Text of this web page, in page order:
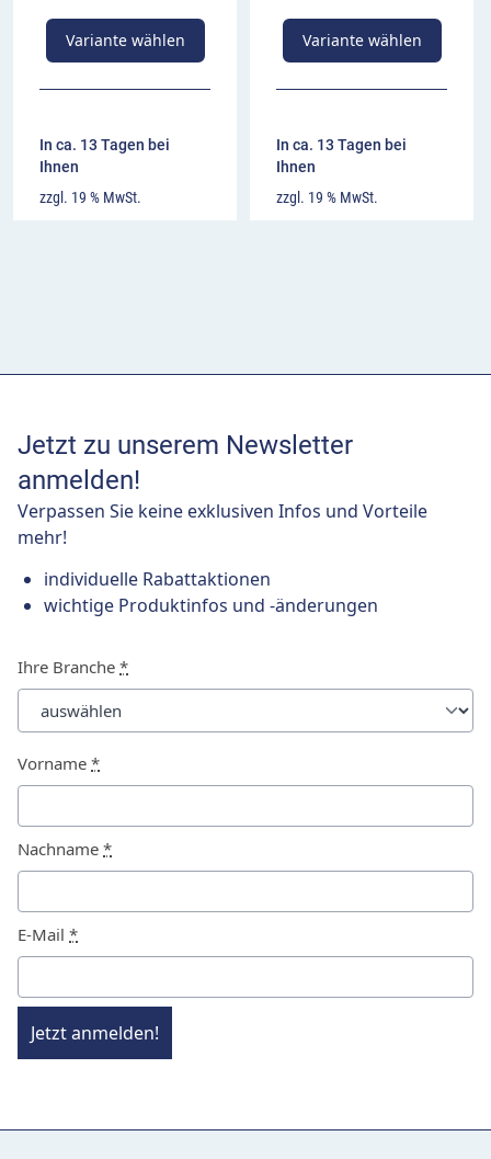
Variante wählen
In ca. 13 Tagen bei
Ihnen
zzgl. 19 % MwSt.
Variante wählen
In ca. 13 Tagen bei
Ihnen
zzgl. 19 % MwSt.
Jetzt zu unserem Newsletter
anmelden!
Verpassen Sie keine exklusiven Infos und Vorteile
mehr!
individuelle Rabattaktionen
wichtige Produktinfos und -änderungen
Ihre Branche *
Vorname *
Nachname *
E-Mail *
Jetzt anmelden!